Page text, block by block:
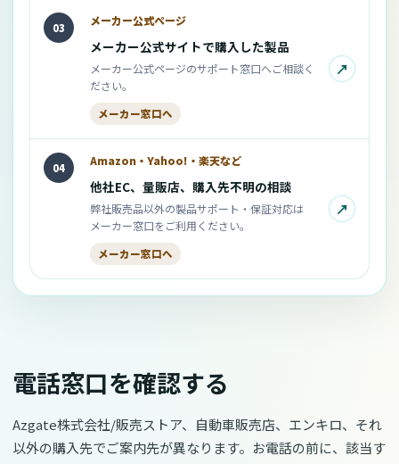
03 メーカー公式ページ
メーカー公式サイトで購入した製品
メーカー公式ページのサポート窓口へご相談く
ださい。
↗
メーカー窓口へ
04 Amazon・Yahoo!・楽天など
他社EC、量販店、購入先不明の相談
弊社販売品以外の製品サポート・保証対応は
メーカー窓口をご利用ください。
↗
メーカー窓口へ
電話窓口を確認する
Azgate株式会社/販売ストア、自動車販売店、エンキロ、それ
以外の購入先でご案内先が異なります。お電話の前に、該当す